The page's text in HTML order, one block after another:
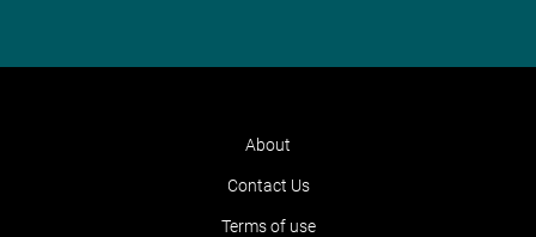
About
Contact Us
Terms of use